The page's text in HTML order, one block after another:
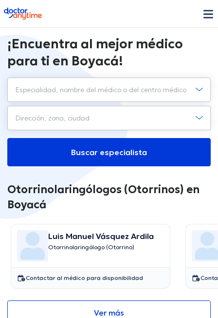
doctoranytime
¡Encuentra al mejor médico
para ti en Boyacá!
Buscar especialista
Otorrinolaringólogos (Otorrinos) en
Boyacá
Luis Manuel Vásquez Ardila
Otorrinolaringólogo (Otorrino)
Contactar al médico para disponibilidad
Ver más